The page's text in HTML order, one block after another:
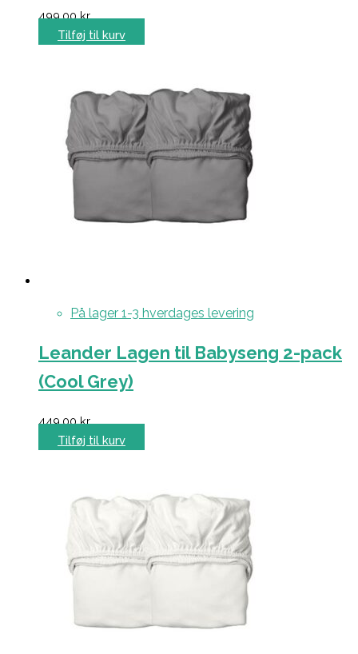
499,00kr.
Tilføj til kurv
På lager 1-3 hverdages levering
Leander Lagen til Babyseng 2-pack
(Cool Grey)
449,00kr.
Tilføj til kurv